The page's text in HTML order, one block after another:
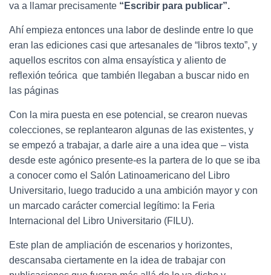
va a llamar precisamente “Escribir para publicar”.
Ahí empieza entonces una labor de deslinde entre lo que
eran las ediciones casi que artesanales de “libros texto”, y
aquellos escritos con alma ensayística y aliento de
reflexión teórica que también llegaban a buscar nido en
las páginas
Con la mira puesta en ese potencial, se crearon nuevas
colecciones, se replantearon algunas de las existentes, y
se empezó a trabajar, a darle aire a una idea que – vista
desde este agónico presente-es la partera de lo que se iba
a conocer como el Salón Latinoamericano del Libro
Universitario, luego traducido a una ambición mayor y con
un marcado carácter comercial legítimo: la Feria
Internacional del Libro Universitario (FILU).
Este plan de ampliación de escenarios y horizontes,
descansaba ciertamente en la idea de trabajar con